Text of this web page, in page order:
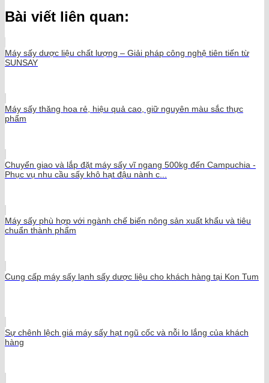
Bài viết liên quan:
Máy sấy dược liệu chất lượng – Giải pháp công nghệ tiên tiến từ
SUNSAY
Máy sấy thăng hoa rẻ, hiệu quả cao, giữ nguyên màu sắc thực
phẩm
Chuyển giao và lắp đặt máy sấy vĩ ngang 500kg đến Campuchia -
Phục vụ nhu cầu sấy khô hạt đậu nành c...
Máy sấy phù hợp với ngành chế biến nông sản xuất khẩu và tiêu
chuẩn thành phẩm
Cung cấp máy sấy lạnh sấy dược liệu cho khách hàng tại Kon Tum
Sự chênh lệch giá máy sấy hạt ngũ cốc và nỗi lo lắng của khách
hàng